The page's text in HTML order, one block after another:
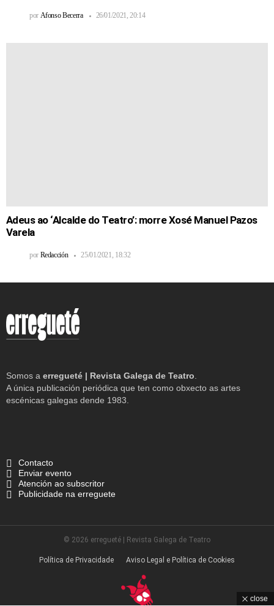
por Afonso Becerra 26/01/2021, 20:14
Adeus ao ‘Alcalde do Teatro’: morre Xosé Manuel Pazos
Varela
por Redacción 25/01/2021, 18:32
Somos a erregueté | Revista Galega de Teatro.
A única publicación periódica que ten como obxecto as artes
escénicas galegas dende 1983.
Contacto
Enviar evento
Atención ao subscritor
Publicidade na erreguete
© 2026 erregueté | Revista Galega de Teatro
Política de Privacidade Aviso Legal e Política de Cookies
close